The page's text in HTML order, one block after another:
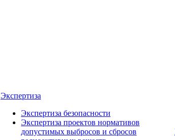
Экспертиза
Экспертиза безопасности
Экспертиза проектов нормативов
допустимых выбросов и сбросов